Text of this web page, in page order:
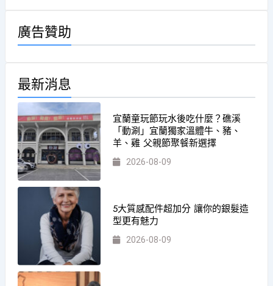
廣告贊助
最新消息
宜蘭童玩節玩水後吃什麼？礁溪
「動涮」宜蘭獨家溫體牛、豬、
羊、雞 父親節聚餐新選擇
2026-08-09
5大質感配件超加分 讓你的銀髮造
型更有魅力
2026-08-09